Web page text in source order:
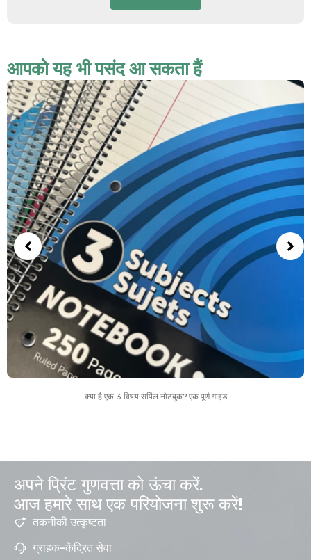
आपको यह भी पसंद आ सकता हैं
क्या है एक 3 विषय सर्पिल नोटबुक? एक पूर्ण गाइड
अपने प्रिंट गुणवत्ता को ऊंचा करें.
आज हमारे साथ एक परियोजना शुरू करें!
तकनीकी उत्कृष्टता
ग्राहक-केंद्रित सेवा